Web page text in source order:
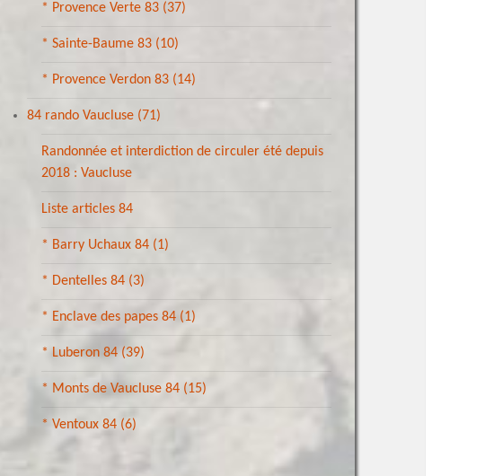
* Provence Verte 83 (37)
* Sainte-Baume 83 (10)
* Provence Verdon 83 (14)
84 rando Vaucluse (71)
Randonnée et interdiction de circuler été depuis
2018 : Vaucluse
Liste articles 84
* Barry Uchaux 84 (1)
* Dentelles 84 (3)
* Enclave des papes 84 (1)
* Luberon 84 (39)
* Monts de Vaucluse 84 (15)
* Ventoux 84 (6)